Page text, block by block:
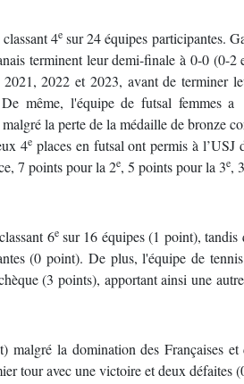
4esur 24 équipes participantes.
terminent leur demi-finale à 0-0 (0-2
2022 et 2023, avant de terminer
même, l'équipe de futsal femmes
la perte de la médaille de bronze
4eplaces en futsal ont permis à l’USJ
7 points pour la 2e, 5 points pour la 3e,
6esur 16 équipes (1 point), tandis
(0 point). De plus, l'équipe de
(3 points), apportant ainsi une
la domination des Françaises et
tour avec une victoire et deux défaites